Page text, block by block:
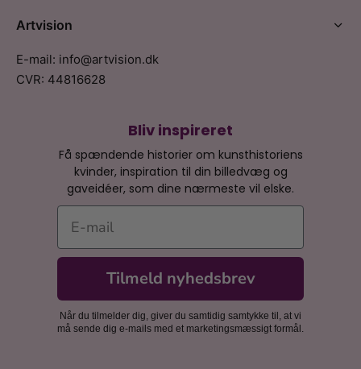
Bliv inspireret
Få spændende historier om kunsthistoriens
kvinder, inspiration til din billedvæg og
gaveidéer, som dine nærmeste vil elske.
E-mail
Tilmeld nyhedsbrev
Når du tilmelder dig, giver du samtidig samtykke til, at vi
må sende dig e-mails med et marketingsmæssigt formål.
Artvision
E-mail: info@artvision.dk
CVR: 44816628